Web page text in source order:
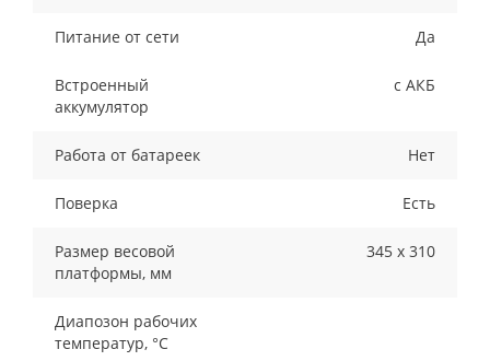
Питание от сети Да
Встроенный
аккумулятор
с АКБ
Работа от батареек Нет
Поверка Есть
Размер весовой
платформы, мм
345 х 310
Диапозон рабочих
температур, °С